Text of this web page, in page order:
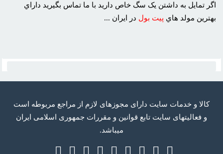
اگر تمايل به داشتن يک سگ خاص داريد با ما تماس بگيريد داراي
بهترين مولد هاي پيت بول در ايران ...
كالا و خدمات سایت دارای مجوزهای لازم از مراجع مربوطه است
و فعاليتهای سايت تابع قوانين و مقررات جمهوری اسلامی ايران
میباشد.
Aparat
Youtube
Linkedin
Instagram
Facebook
Google
Twitter
Telegram